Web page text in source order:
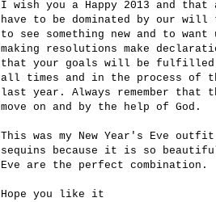
I wish you a Happy 2013 and
have to be dominated by our
to see something new and to
making resolutions make
that your goals will be
all times and in the process of
last year. Always remember that
move on and by the help of God.
This was my New Year's Eve
sequins because it is so
Eve are the perfect combination.
Hope you like it